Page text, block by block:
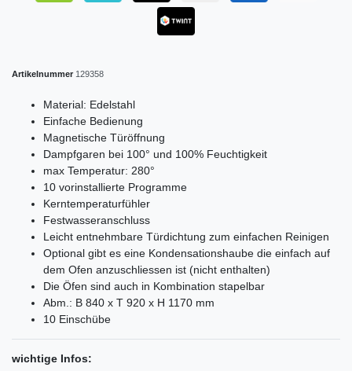
Artikelnummer 129358
Material: Edelstahl
Einfache Bedienung
Magnetische Türöffnung
Dampfgaren bei 100° und 100% Feuchtigkeit
max Temperatur: 280°
10 vorinstallierte Programme
Kerntemperaturfühler
Festwasseranschluss
Leicht entnehmbare Türdichtung zum einfachen Reinigen
Optional gibt es eine Kondensationshaube die einfach auf
dem Ofen anzuschliessen ist (nicht enthalten)
Die Öfen sind auch in Kombination stapelbar
Abm.: B 840 x T 920 x H 1170 mm
10 Einschübe
wichtige Infos: